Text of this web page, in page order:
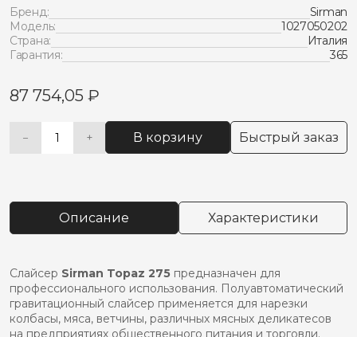
Бренд:
Sirman
Модель:
1027050202
Страна:
Италия
Гарантия:
365
87 754,05 ₽
−
Количество
topaz
+ В корзину Быстрый заказ
Alternative:
Описание Характеристики
Слайсер Sirman Topaz 275 предназначен для
профессионального использования. Полуавтоматический
гравитационный слайсер применяется для нарезки
колбасы, мяса, ветчины, различных мясных деликатесов
на предприятиях общественного питания и торговли.